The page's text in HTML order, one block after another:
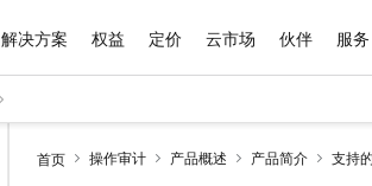
解决方案 权益 定价 云市场 伙伴 服务
首页 操作审计 产品概述 产品简介 支持
千问AI平台
精选产品
精选解决方案
普惠上云 AI 特
产品定价
了解云产品的定价详情
价格
自助
精选商城 数据
成为销售伙伴 成为
售前咨询 企业
为什么选择阿里云 最佳